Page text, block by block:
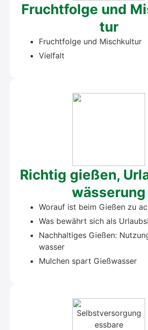
Frucht­fol­ge und
tur
Frucht­fol­ge und Misch­kul­tur
Viel­falt
Rich­tig gie­ßen,
wäs­se­rung
Wor­auf ist beim Gie­ßen zu
Was bewährt sich als
Nach­hal­ti­ges Gie­ßen:
was­ser
Mul­chen spart Gieß­was­ser